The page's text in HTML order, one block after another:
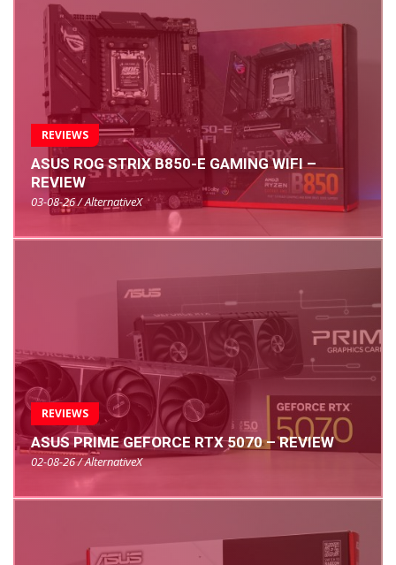
REVIEWS
ASUS ROG STRIX B850-E GAMING WIFI –
REVIEW
03-08-26 / AlternativeX
REVIEWS
ASUS PRIME GEFORCE RTX 5070 – REVIEW
02-08-26 / AlternativeX